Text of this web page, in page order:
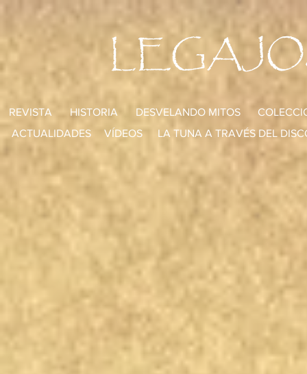
REVISTA HISTORIA DESVELANDO MITOS
ACTUALIDADES
LA TUNA A TRAVÉS DEL
VÍDEOS